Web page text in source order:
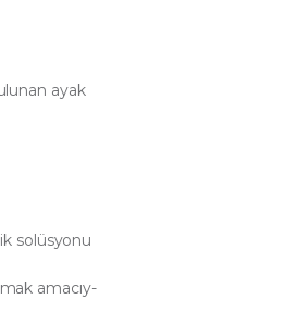
ayak
solüsyonu
amacıy-